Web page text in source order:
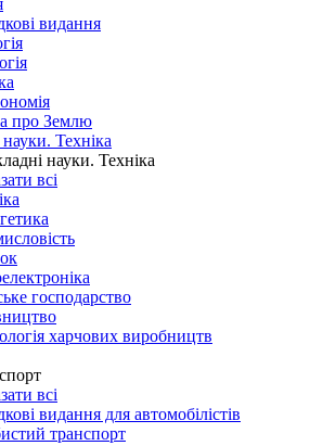
видання
про Землю
Техніка
науки. Техніка
всі
господарство
харчових виробництв
всі
видання для автомобілістів
транспорт